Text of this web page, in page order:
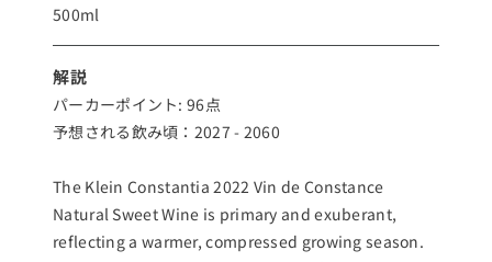
500ml
解説
パーカーポイント: 96点
予想される飲み頃：2027 - 2060
The Klein Constantia 2022 Vin de Constance
Natural Sweet Wine is primary and exuberant,
reflecting a warmer, compressed growing season.